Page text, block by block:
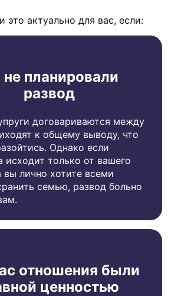
это актуально для вас, если:
планировали
развод
договариваются между
к общему выводу, что
Однако если
исходит только от вашего
вы лично хотите всеми
семью, развод больно
отношения были
ценностью